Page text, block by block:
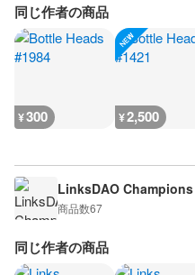
同じ作者の商品
¥300 ¥2,500
LinksDAO Champions
商品数67
同じ作者の商品